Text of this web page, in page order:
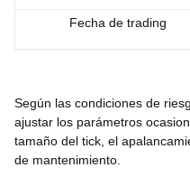
Fecha de trading
Según las condiciones de
ajustar los parámetros
tamaño del tick, el
de mantenimiento.